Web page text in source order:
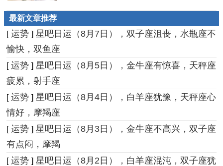
最新文章推荐
[ 运势 ] 星吧日运（8月7日），双子座沮丧，水瓶座不
愉快，双鱼座
[ 运势 ] 星吧日运（8月5日），金牛座有惊喜，天秤座
疲累，射手座
[ 运势 ] 星吧日运（8月4日），白羊座犹豫，天秤座心
情好，摩羯座
[ 运势 ] 星吧日运（8月3日），金牛座不高兴，双子座
有点闷，摩羯
[ 运势 ] 星吧日运（8月2日），白羊座混沌，双子座犹